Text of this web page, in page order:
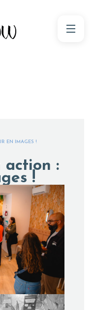
EN IMAGES !
action :
!